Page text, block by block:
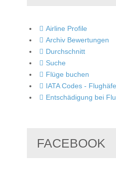
Airline Profile
Archiv Bewertungen
Durchschnitt
Suche
Flüge buchen
IATA Codes -
Entschädigung bei
FACEBOOK